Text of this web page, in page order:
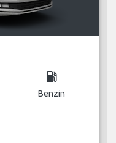
local_gas_station
Benzin